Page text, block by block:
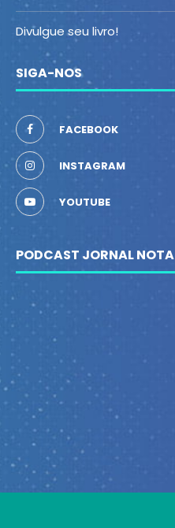
Divulgue seu livro!
SIGA-NOS
FACEBOOK
INSTAGRAM
YOUTUBE
PODCAST JORNAL NOTA